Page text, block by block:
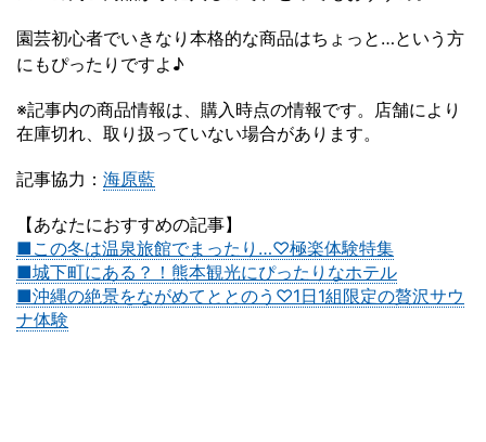
園芸初心者でいきなり本格的な商品はちょっと…という方
にもぴったりですよ♪
※記事内の商品情報は、購入時点の情報です。店舗により
在庫切れ、取り扱っていない場合があります。
記事協力： 海原藍
【あなたにおすすめの記事】
■この冬は温泉旅館でまったり…♡極楽体験特集
■城下町にある？！熊本観光にぴったりなホテル
■沖縄の絶景をながめてととのう♡1日1組限定の贅沢サウ
ナ体験